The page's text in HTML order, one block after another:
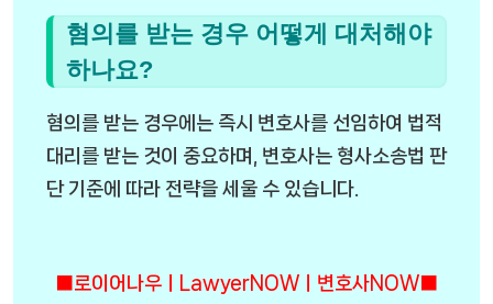
혐의를 받는 경우 어떻게 대처해야
하나요?
혐의를 받는 경우에는 즉시 변호사를 선임하여 법적
대리를 받는 것이 중요하며, 변호사는 형사소송법 판
단 기준에 따라 전략을 세울 수 있습니다.
■로이어나우ㅣLawyerNOWㅣ변호사NOW■